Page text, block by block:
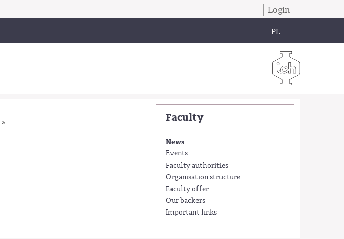
Login
PL
Faculty
News
Events
Faculty authorities
Organisation structure
Faculty offer
Our backers
Important links
»